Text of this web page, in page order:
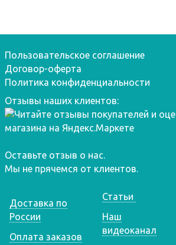
Пользовательское соглашение
Договор-оферта
Политика конфиденциальности
Отзывы наших клиентов:
Оставьте отзыв о нас.
Мы не прячемся от клиентов.
Доставка по
России
Оплата заказов
Статьи
Наш
видеоканал